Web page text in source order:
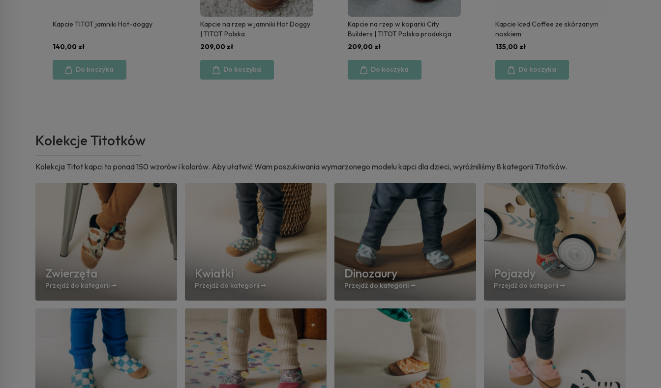
Kapcie TITOT jamniki Hot-doggy
140,00 zł
Do koszyka
Kapcie na rzep w jamniki Hot Doggy
| TITOT Polska
209,00 zł
Do koszyka
Kapcie na rzep w koparki City
Builders | TITOT Polska produkcja
209,00 zł
Do koszyka
Kapcie Iced Coffee ze skórzanym
noskiem
135,00 zł
Do koszyka
Kolekcje Titotków
Kolekcja Titot kapci to ponad 150 wzorów i kolorów. Aby ułatwić Wam poszukiwania wymarzonego modelu kapci dla dzieci, wyróżniliśmy 8 kategorii Titotków.
Zwierzęta
Przejdź do kategorii 🠚
Kwiatki
Przejdź do kategorii 🠚
Dinozaury
Przejdź do kategorii 🠚
Pojazdy
Przejdź do kategorii 🠚